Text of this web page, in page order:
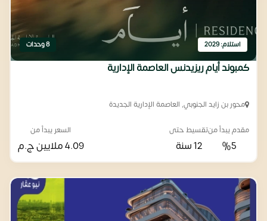
استلام: 2029 8 وحدات
كمبوند أيام ريزيدنس العاصمة الإدارية
محور بن زايد الجنوبي, العاصمة الإدارية الجديدة
مقدم يبدأ من
%5
تقسيط حتى
12 سنة
السعر يبدأ من
4.09 ملايين ج.م